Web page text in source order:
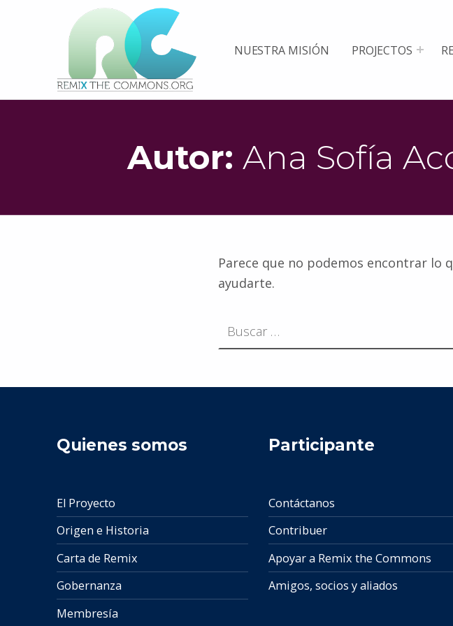
PLATEFORME MULTIMÉDIA OUVERTE ET COLLABORATIVE SUR LES COMMUNS NUESTRA MISIÓN PROJECTOS
Autor: Ana Sofía
Parece que no podemos encontrar lo
ayudarte.
Quienes somos
El Proyecto
Origen e Historia
Carta de Remix
Gobernanza
Membresía
Participante
Contáctanos
Contribuer
Apoyar a Remix the Commons
Amigos, socios y aliados